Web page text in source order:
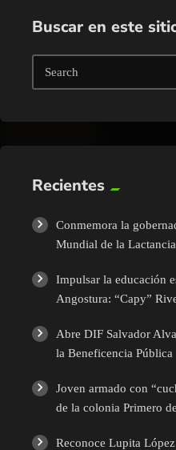
Buscar en este
Search
Recientes
Conmemora la
Mundial de la Lactancia
Impulsar la educación
Angostura: “Capy”
Abre DIF Salvador
la Beneficencia Pública
Joven armado con
de la colonia Primero
Reconoce Lupita